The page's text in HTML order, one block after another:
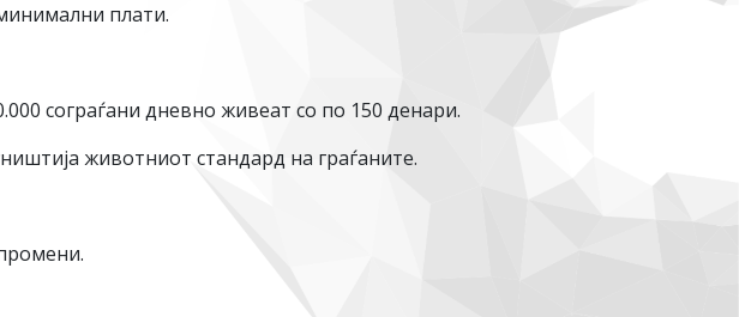
плати.
сограѓани дневно живеат со по 150 денари.
животниот стандард на граѓаните.